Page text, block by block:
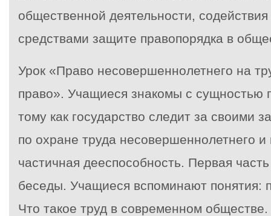
общественной деятельности,
средствами защите правопорядка в
Урок «Право несовершеннолетнего на
право». Учащиеся знакомы с сущностью
тому как государство следит за своими
по охране труда несовершеннолетнего и
частичная дееспособность. Первая
беседы. Учащиеся вспоминают понятия:
Что такое труд в современном обществе.